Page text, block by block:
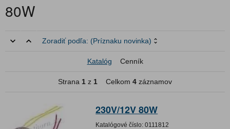
80W
Zoradiť podľa: (Príznaku novinka)
Katalóg Cenník
Strana 1 z 1 Celkom 4 záznamov
230V/12V 80W
Katalógové číslo: 0111812